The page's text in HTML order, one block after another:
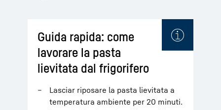
Guida rapida: come
lavorare la pasta
lievitata dal frigorifero
Lasciar riposare la pasta lievitata a
temperatura ambiente per 20 minuti.